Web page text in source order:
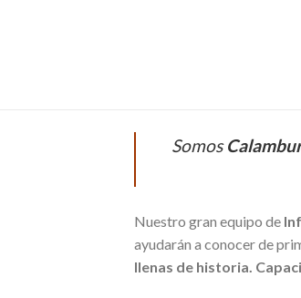
Somos
Nuestro gran equipo de
ayudarán a conocer de
llenas de historia.